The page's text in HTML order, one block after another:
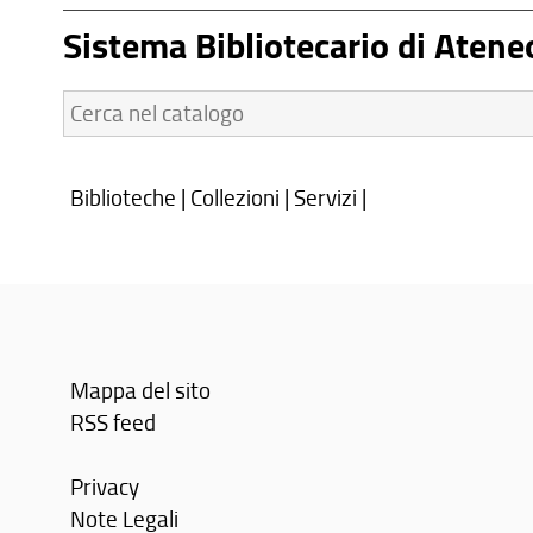
Sistema Bibliotecario di
Cerca
nel
Biblioteche | Collezioni | Servizi |
Mappa del sito
RSS feed
Privacy
Note Legali